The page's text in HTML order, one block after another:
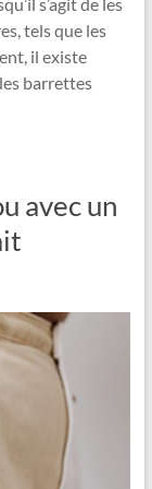
tels que les
il existe
barrettes
avec un